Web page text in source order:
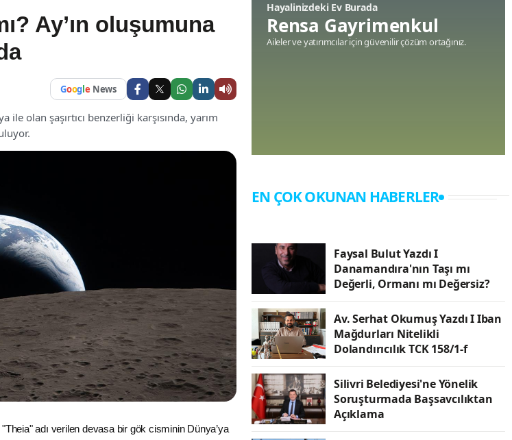
Ay’ın oluşumuna
Google News
olan şaşırtıcı benzerliği karşısında, yarım
adı verilen devasa bir gök cisminin Dünya’ya
Hayalinizdeki Ev Burada
Rensa Gayrimenkul
Aileler ve yatırımcılar için güvenilir çözüm ortağınız.
EN ÇOK OKUNAN HABERLER
Faysal Bulut Yazdı I
Danamandıra'nın Taşı mı
Değerli, Ormanı mı Değersiz?
Av. Serhat Okumuş Yazdı I Iban
Mağdurları Nitelikli
Dolandırıcılık TCK 158/1-f
Silivri Belediyesi'ne Yönelik
Soruşturmada Başsavcılıktan
Açıklama